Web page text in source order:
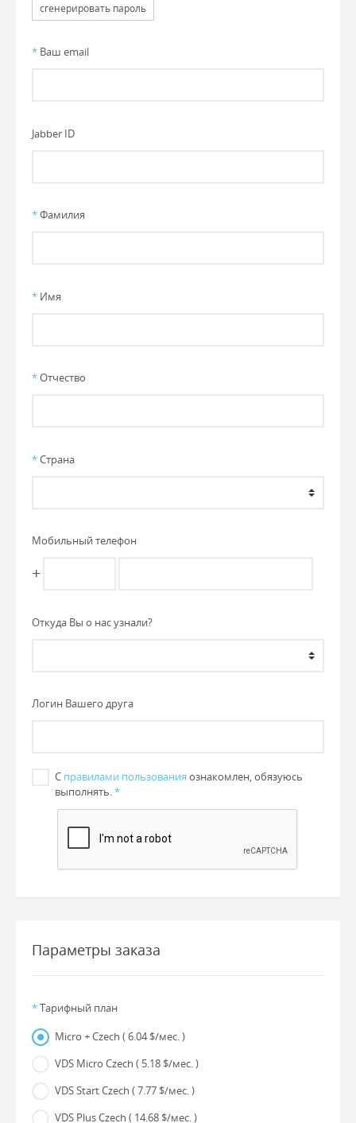
сгенерировать пароль
* Ваш email
Jabber ID
*Фамилия
* Имя
*Отчество
*Страна
Мобильный телефон
+
Откуда Вы о нас узнали?
Логин Вашего друга
С правилами пользования ознакомлен, обязуюсь
выполнять.*
Параметры заказа
*Тарифный план
Micro + Czech ( 6.04 $/мес. )
VDS Micro Czech ( 5.18 $/мес. )
VDS Start Czech ( 7.77 $/мес. )
VDS Plus Czech ( 14.68 $/мес. )